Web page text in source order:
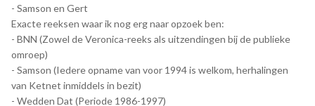
- Samson en Gert
Exacte reeksen waar ik nog erg naar opzoek ben:
- BNN (Zowel de Veronica-reeks als uitzendingen bij de publieke
omroep)
- Samson (Iedere opname van voor 1994 is welkom, herhalingen
van Ketnet inmiddels in bezit)
- Wedden Dat (Periode 1986-1997)